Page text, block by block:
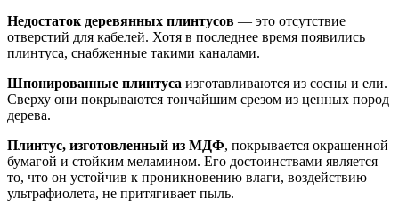
Недостаток деревянных плинтусов — это отсутствие
отверстий для кабелей. Хотя в последнее время появи­лись
плинтуса, снабженные такими каналами.
Шпонированные плинтуса изготавливаются из сосны и ели.
Сверху они покрываются тончайшим срезом из ценных пород
дерева.
Плинтус, изготовленный из МДФ, покрывается окрашенной
бумагой и стойким меламином. Его достоинства­ми является
то, что он устойчив к проникновению влаги, воздействию
ультрафиолета, не притягивает пыль.